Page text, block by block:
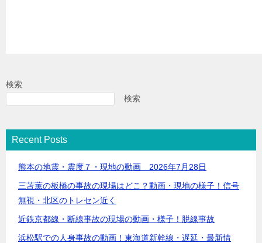
検索
検索
Recent Posts
熊本の地震・震度７・現地の動画 2026年7月28日
三苫薫の板橋の事故の現場はどこ？動画・現地の様子！信号
無視・北区のトレセン近く
近鉄京都線・断線事故の現場の動画・様子！脱線事故
浜松駅での人身事故の動画！東海道新幹線・遅延・最新情